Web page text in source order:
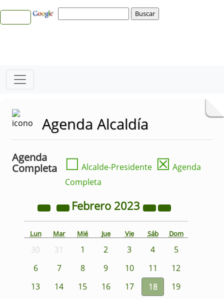
Agenda Alcaldía
Agenda
Completa
☐ Alcalde-Presidente ☒ Agenda
Completa
Febrero 2023
Lun Mar Mié Jue Vie Sáb Dom
30 31 1 2 3 4
5
6
7 8 9 10 11
12
13
14 15 16 17 18
19